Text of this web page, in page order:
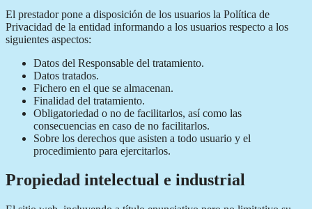
El prestador pone a disposición de los usuarios la Política de
Privacidad de la entidad informando a los usuarios respecto a los
siguientes aspectos:
Datos del Responsable del tratamiento.
Datos tratados.
Fichero en el que se almacenan.
Finalidad del tratamiento.
Obligatoriedad o no de facilitarlos, así como las
consecuencias en caso de no facilitarlos.
Sobre los derechos que asisten a todo usuario y el
procedimiento para ejercitarlos.
Propiedad intelectual e industrial